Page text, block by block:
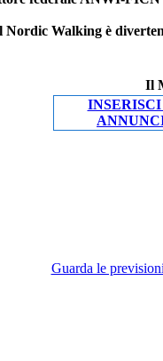
Nordic Walking è
Il
Guarda le previsioni